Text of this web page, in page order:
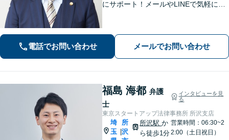
にサポート！メールやLINEで気軽につ
寧に示します。【メール・LINE 受付
電話でお問い合わせ メールでお問い合わせ
福島 海都 弁護
士
インタビューを見
る
東京スタートアップ法律事務所 所沢支店
埼
玉
|
所
沢
所沢駅か
ら徒歩1分
営業時間：06:30~2
2:00（土日祝日）